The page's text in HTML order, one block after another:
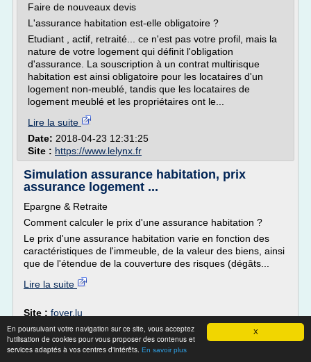
X
En poursuivant votre navigation sur ce site, vous acceptez
l'utilisation de cookies pour vous proposer des contenus et
services adaptés à vos centres d'intérêts. En savoir plus
Faire de nouveaux devis
L'assurance habitation est-elle obligatoire ?
Etudiant , actif, retraité... ce n'est pas votre profil, mais la
nature de votre logement qui définit l'obligation
d'assurance. La souscription à un contrat multirisque
habitation est ainsi obligatoire pour les locataires d'un
logement non-meublé, tandis que les locataires de
logement meublé et les propriétaires ont le...
Lire la suite
Date: 2018-04-23 12:31:25
Site : https://www.lelynx.fr
Simulation assurance habitation, prix
assurance logement ...
Epargne & Retraite
Comment calculer le prix d'une assurance habitation ?
Le prix d'une assurance habitation varie en fonction des
caractéristiques de l'immeuble, de la valeur des biens, ainsi
que de l'étendue de la couverture des risques (dégâts...
Lire la suite
Site : foyer.lu
Thèmes liés :simulateur d'assurance habitation
simulation d assurance habitation/devis d'assurance
habitation en ligne/simulation devis assurance habitation